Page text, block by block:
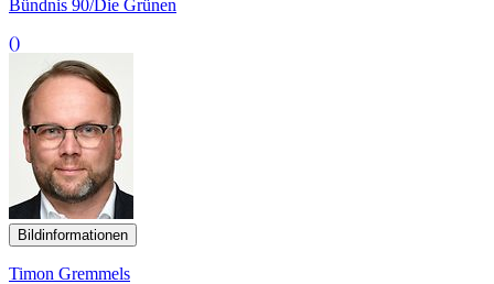
Bündnis 90/Die Grünen
()
Bildinformationen
Timon Gremmels